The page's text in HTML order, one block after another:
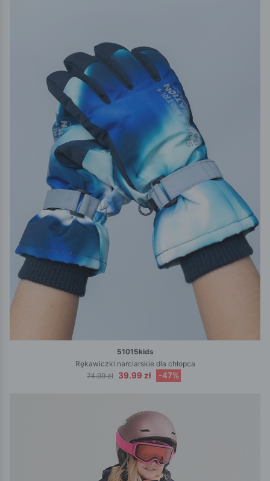
51015kids
Rękawiczki narciarskie dla chłopca
74.99 zł 39.99 zł -47%